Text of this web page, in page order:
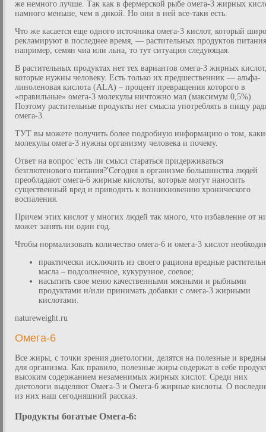
же немного лучше. Так как в фермерской рыбе омега-3 жирных
намного меньше, чем в дикой. Но они в ней все-таки есть.
Что же касается еще одного источника омега-3 кислот, который
рекламируют в последнее время, — растительных продуктов
например, семян чиа или льна, то тут ситуация следующая.
В растительных продуктах нет тех вариантов омега-3 жирных
которые нужны человеку. Есть только их предшественник — альфа-
линоленовая кислота (ALA) – процент превращения которого в
«правильные» омега-3 молекулы ничтожно мал (максимум 0,5%).
Поэтому растительные продукты нет смысла употреблять в пищу
омега-3.
ТУТ вы можете получить более подробную информацию о том,
молекулы омега-3 нужны организму человека и почему.
Ответ на вопрос 'есть ли смысл стараться придерживаться
безглютенового питания?'Сегодня в организме большинства людей
преобладают омега-6 жирные кислоты, которые могут наносить
существенный вред и приводить к возникновению хронического
воспаления.
Причем этих кислот у многих людей так много, что избавление от
может занять ни один год.
Чтобы нормализовать количество омега-6 и омега-3 кислот
практически исключить из своего рациона вредные
масла – подсолнечное, кукурузное, соевое;
насытить свое меню качественными мясными и рыбными
продуктами и/или принимать добавки с омега-3 жирными
кислотами.
natureweight.ru
Омега-6
Все жиры, с точки зрения диетологии, делятся на полезные и
для организма. Как правило, полезные жиры содержат в себе
высоким содержанием незаменимых жирных кислот. Среди них
диетологи выделяют Омега-3 и Омега-6 жирные кислоты. О
из них наш сегодняшний рассказ.
Продукты богатые Омега-6: